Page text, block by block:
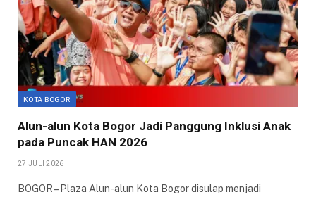
KOTA BOGOR
Alun-alun Kota Bogor Jadi Panggung Inklusi Anak
pada Puncak HAN 2026
27 JULI 2026
BOGOR – Plaza Alun-alun Kota Bogor disulap menjadi